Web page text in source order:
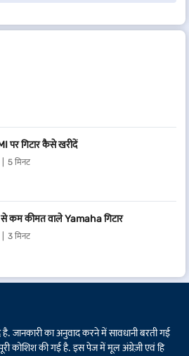
पर गिटार कैसे खरीदें
5 मिनट
कम कीमत वाले Yamaha गिटार
3 मिनट
जानकारी का अनुवाद करने में सावधानी बरती गई
कोशिश की गई है. इस पेज में मूल अंग्रेज़ी एवं हि